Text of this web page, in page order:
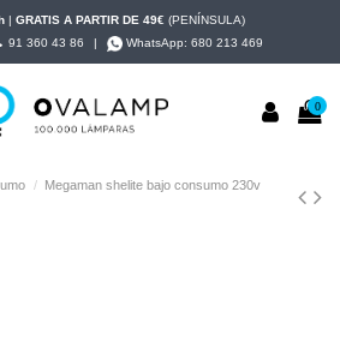
| GRATIS A PARTIR DE 49€ (PENÍNSULA)
91 360 43 86 WhatsApp:680 213 469
0
Megaman shelite bajo consumo 230v